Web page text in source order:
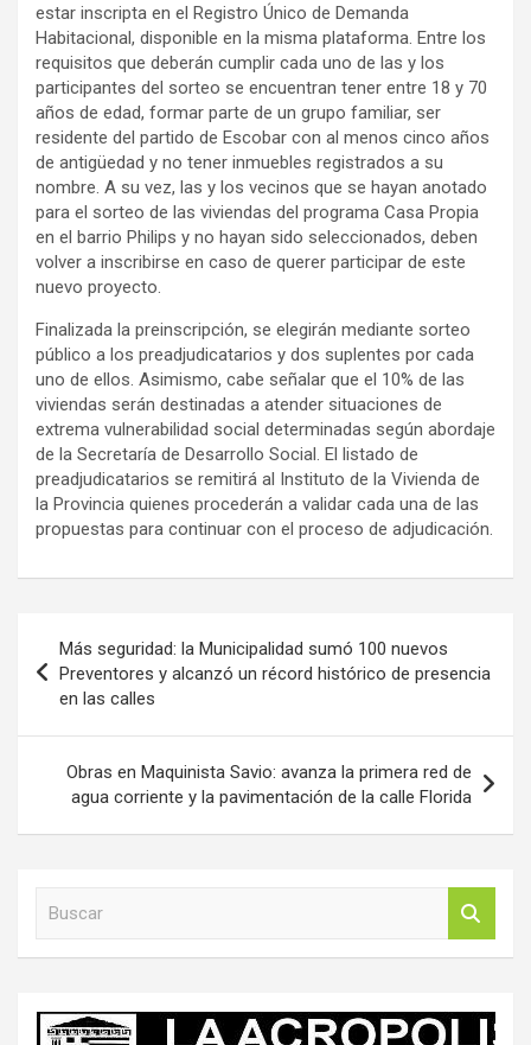
estar inscripta en el Registro Único de Demanda
Habitacional, disponible en la misma plataforma. Entre los
requisitos que deberán cumplir cada uno de las y los
participantes del sorteo se encuentran tener entre 18 y 70
años de edad, formar parte de un grupo familiar, ser
residente del partido de Escobar con al menos cinco años
de antigüedad y no tener inmuebles registrados a su
nombre. A su vez, las y los vecinos que se hayan anotado
para el sorteo de las viviendas del programa Casa Propia
en el barrio Philips y no hayan sido seleccionados, deben
volver a inscribirse en caso de querer participar de este
nuevo proyecto.
Finalizada la preinscripción, se elegirán mediante sorteo
público a los preadjudicatarios y dos suplentes por cada
uno de ellos. Asimismo, cabe señalar que el 10% de las
viviendas serán destinadas a atender situaciones de
extrema vulnerabilidad social determinadas según abordaje
de la Secretaría de Desarrollo Social. El listado de
preadjudicatarios se remitirá al Instituto de la Vivienda de
la Provincia quienes procederán a validar cada una de las
propuestas para continuar con el proceso de adjudicación.
de
entradas
Más seguridad: la Municipalidad sumó 100 nuevos
Preventores y alcanzó un récord histórico de presencia
en las calles
Obras en Maquinista Savio: avanza la primera red de
agua corriente y la pavimentación de la calle Florida
r